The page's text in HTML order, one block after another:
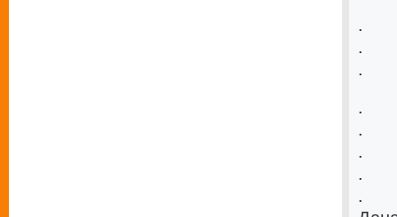
.
.
.
.
.
.
.
.